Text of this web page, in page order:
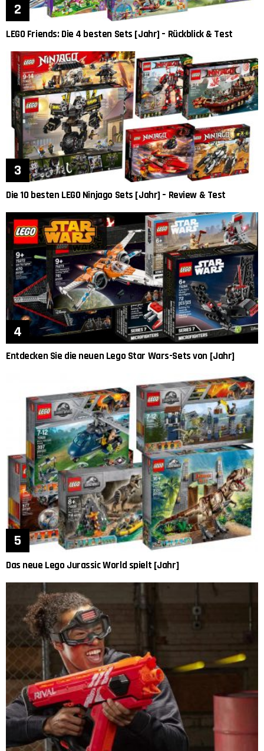
LEGO Friends: Die 4 besten Sets [Jahr] – Rückblick & Test
Die 10 besten LEGO Ninjago Sets [Jahr] – Review & Test
Entdecken Sie die neuen Lego Star Wars-Sets von [Jahr]
Das neue Lego Jurassic World spielt [Jahr]